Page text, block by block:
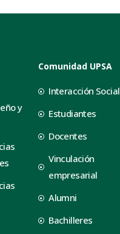
y
Comunidad UPSA
Interacción Social
Estudiantes
Docentes
Vinculación
empresarial
Alumni
Bachilleres